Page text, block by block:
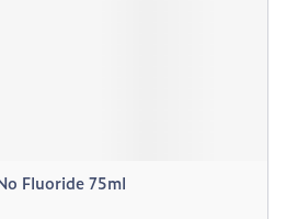
Fluoride 75ml